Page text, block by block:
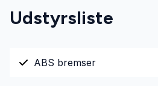
Udstyrsliste
ABS bremser